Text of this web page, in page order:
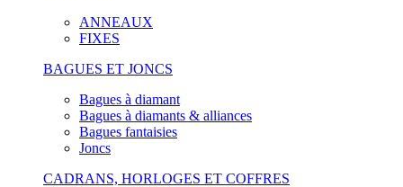
ANNEAUX
FIXES
BAGUES ET JONCS
Bagues à diamant
Bagues à diamants & alliances
Bagues fantaisies
Joncs
CADRANS, HORLOGES ET COFFRES